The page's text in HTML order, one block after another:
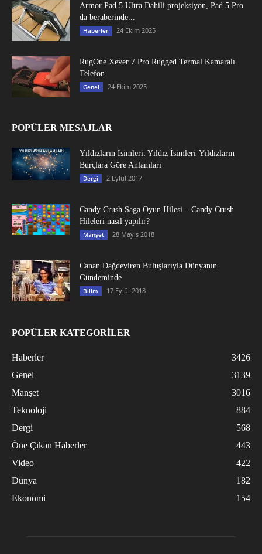
Armor Pad 5 Ultra Dahili projeksiyon, Pad 5 Pro
da beraberinde...
Haberler 24 Ekim 2025
RugOne Xever 7 Pro Rugged Termal Kamaralı
Telefon
Genel 24 Ekim 2025
POPÜLER MESAJLAR
Yıldızların İsimleri: Yıldız İsimleri-Yıldızların
Burçlara Göre Anlamları
Dergi 2 Eylül 2017
Candy Crush Saga Oyun Hilesi – Candy Crush
Hileleri nasıl yapılır?
Manşet 28 Mayıs 2018
Canan Dağdeviren Buluşlarıyla Dünyanın
Gündeminde
Bilim 17 Eylül 2018
POPÜLER KATEGORİLER
Haberler
3426
Genel
3139
Manşet
3016
Teknoloji
884
Dergi
568
Öne Çıkan Haberler
443
Video
422
Dünya
182
Ekonomi
154